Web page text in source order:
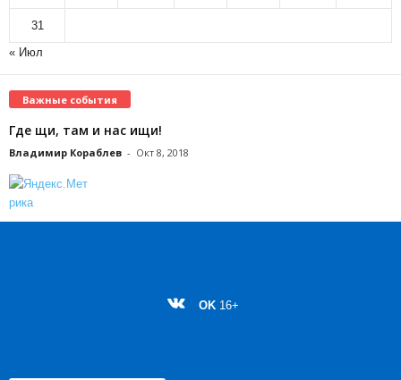
31
« Июл
Важные события
Где щи, там и нас ищи!
Владимир Кораблев - Окт 8, 2018
OK 16+